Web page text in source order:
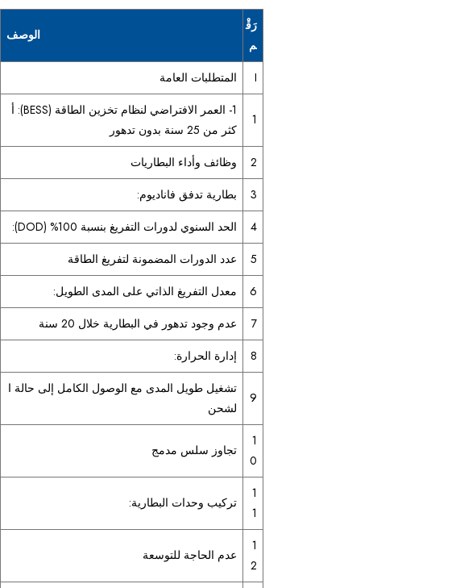
رَقْ
م
الوصف
I المتطلبات العامة
1
1- العمر الافتراضي لنظام تخزين الطاقة (BESS): أ
كثر من 25 سنة بدون تدهور
2 وظائف وأداء البطاريات
3
بطارية تدفق فاناديوم:
4
الحد السنوي لدورات التفريغ بنسبة 100% (DOD):
5
عدد الدورات المضمونة لتفريغ الطاقة
6
معدل التفريغ الذاتي على المدى الطويل:
7
عدم وجود تدهور في البطارية خلال 20 سنة
8
إدارة الحرارة:
9
تشغيل طويل المدى مع الوصول الكامل إلى حالة ا
لشحن
1
0
تجاوز سلس مدمج
1
1
تركيب وحدات البطارية:
1
2
عدم الحاجة للتوسعة